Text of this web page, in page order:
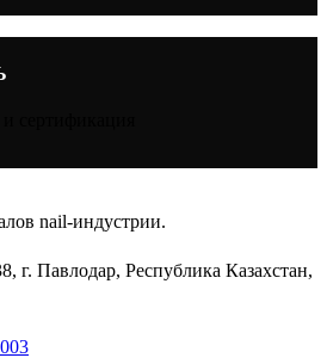
nail-индустрии.
г. Павлодар, Республика Казахстан,